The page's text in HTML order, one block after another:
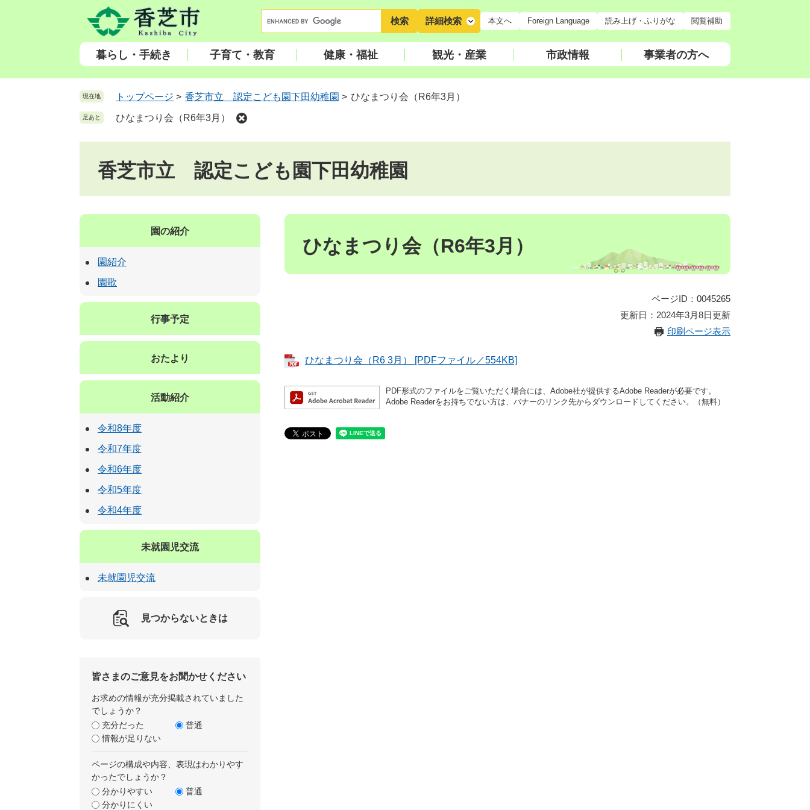
頭
飛
ー
ワ
ー
索
詳細検索 本文へ Foreign Language 読み上げ・ふりがな 閲覧補助
暮らし・手続き 子育て・教育 健康・福祉 観光・産業 市政情報 事業者の方へ
現在地 トップページ > 香芝市立 認定こども園下田幼稚園 > ひなまつり会（R6年3月）
足あと ひなまつり会（R6年3月）
香芝市立 認定こども園下田幼稚園
本
ひなまつり会（R6年3月）
ページID：0045265
更新日：2024年3月8日更新
印刷ページ表示
ひなまつり会（R6 3月） [PDFファイル／554KB]
PDF形式のファイルをご覧いただく場合には、Adobe社が提供するAdobe Readerが必要です。
Adobe Readerをお持ちでない方は、バナーのリンク先からダウンロードしてください。（無料）
園の紹介
園紹介
園歌
行事予定
おたより
活動紹介
令和8年度
令和7年度
令和6年度
令和5年度
令和4年度
未就園児交流
未就園児交流
見つからないときは
皆さまのご意見をお聞かせください
お求めの情報が充分掲載されていました
でしょうか？
充分だった
普通
情報が足りない
ページの構成や内容、表現はわかりやす
かったでしょうか？
分かりやすい
普通
分かりにくい